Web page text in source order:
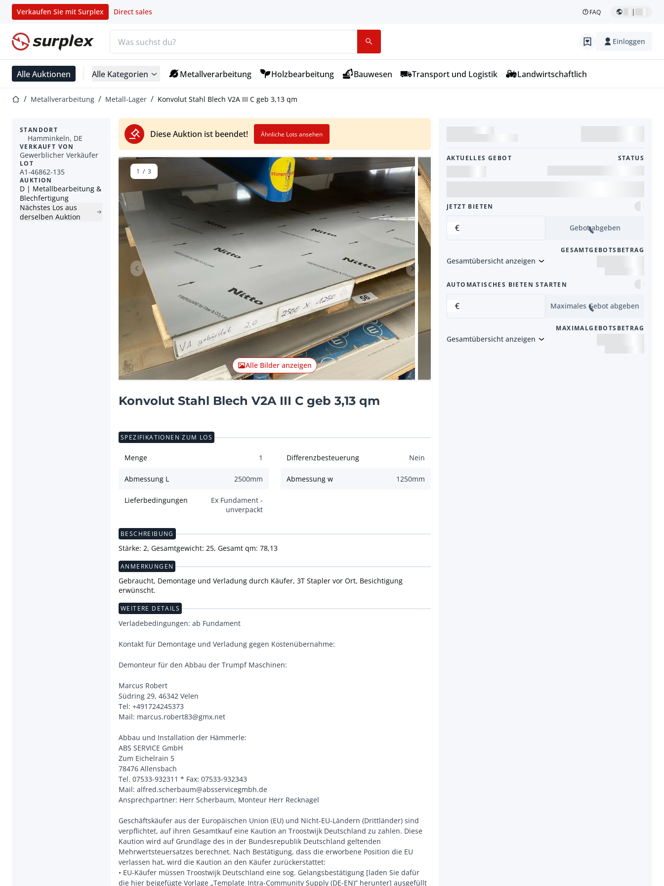
Verkaufen Sie mit Surplex Direct sales FAQ |
Startseite Einloggen
Alle Auktionen Alle Kategorien Metallverarbeitung Holzbearbeitung Bauwesen Transport und Logistik Landwirtschaftlich
StartseiteMetallverarbeitung Metall-Lager Konvolut Stahl Blech V2A III C geb 3,13 qm
Diese Auktion ist beendet! Ähnliche Lots ansehen
STANDORT
Hamminkeln, DE
VERKAUFT VON
Gewerblicher Verkäufer
LOT
A1-46862-135
AUKTION
D | Metallbearbeitung &
Blechfertigung
Nächstes Los aus
derselben Auktion
Vorheriger Artikel Nächster Artikel
Alle Bilder anzeigen
1 / 3
Konvolut Stahl Blech V2A III C geb 3,13 qm
AKTUELLES GEBOT STATUS
JETZT BIETEN
€ Gebot abgeben
GESAMTGEBOTSBETRAG
Gesamtübersicht anzeigen
AUTOMATISCHES BIETEN STARTEN
€ Maximales Gebot abgeben
MAXIMALGEBOTSBETRAG
Gesamtübersicht anzeigen
SPEZIFIKATIONEN ZUM LOS
Menge 1 Differenzbesteuerung Nein
Abmessung L 2500mm Abmessung w 1250mm
Lieferbedingungen
Ex Fundament -
unverpackt
BESCHREIBUNG
Stärke: 2, Gesamtgewicht: 25, Gesamt qm: 78,13
ANMERKUNGEN
Gebraucht, Demontage und Verladung durch Käufer, 3T Stapler vor Ort, Besichtigung
erwünscht.
WEITERE DETAILS
Verladebedingungen: ab Fundament
Kontakt für Demontage und Verladung gegen Kostenübernahme:
Demonteur für den Abbau der Trumpf Maschinen:
Marcus Robert
Südring 29, 46342 Velen
Tel: +491724245373
Mail: marcus.robert83@gmx.net
Abbau und Installation der Hämmerle:
ABS SERVICE GmbH
Zum Eichelrain 5
78476 Allensbach
Tel. 07533-932311 * Fax: 07533-932343
Mail: alfred.scherbaum@absservicegmbh.de
Ansprechpartner: Herr Scherbaum, Monteur Herr Recknagel
Geschäftskäufer aus der Europäischen Union (EU) und Nicht-EU-Ländern (Drittländer) sind
verpflichtet, auf ihren Gesamtkauf eine Kaution an Troostwijk Deutschland zu zahlen. Diese
Kaution wird auf Grundlage des in der Bundesrepublik Deutschland geltenden
Mehrwertsteuersatzes berechnet. Nach Bestätigung, dass die erworbene Position die EU
verlassen hat, wird die Kaution an den Käufer zurückerstattet:
• EU-Käufer müssen Troostwijk Deutschland eine sog. Gelangsbestätigung [laden Sie dafür
die hier beigefügte Vorlage „Template_Intra-Community Supply (DE-EN)” herunter] ausgefüllt